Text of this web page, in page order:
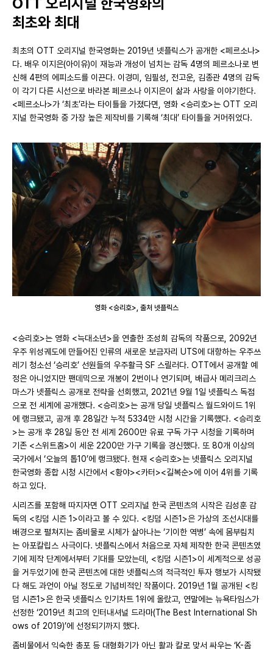
최초와 최대
최초의 OTT 오리지널 한국영화는 2019년 넷플릭스가 공개한 <페르소나>
다. 배우 이지은(아이유)이 재능과 개성이 넘치는 감독 4명의 페르소나로 변
신해 4편의 에피소드를 이끈다. 이경미, 임필성, 전고운, 김종관 4명의 감독
이 각기 다른 시선으로 바라본 페르소나 이지은이 삶과 사랑을 이야기한다.
<페르소나>가 ‘최초’라는 타이틀을 가졌다면, 영화 <승리호>는 OTT 오리
지널 한국영화 중 가장 높은 제작비를 기록해 ‘최대’ 타이틀을 거머쥐었다.
영화 <승리호>, 출처 넷플릭스
<승리호>는 영화 <늑대소년>을 연출한 조성희 감독의 작품으로, 2092년
우주 위성궤도에 만들어진 인류의 새로운 보금자리 UTS에 대항하는 우주쓰
레기 청소선 ‘승리호’ 선원들의 우주활극 SF 스릴러다. OTT에서 공개할 예
정은 아니었지만 팬데믹으로 개봉이 2번이나 연기되며, 배급사 메리크리스
마스가 넷플릭스 공개로 전략을 선회했고, 2021년 9월 1일 넷플릭스 독점
으로 전 세계에 공개했다. <승리호>는 공개 당일 넷플릭스 월드와이드 1위
에 랭크됐고, 공개 후 28일간 누적 5334만 시청 시간을 기록했다. <승리호
>는 공개 후 28일 동안 전 세계 2600만 유료 구독 가구 시청을 기록하며
기존 <스위트홈>이 세운 2200만 가구 기록을 경신했다. 또 80개 이상의
국가에서 ‘오늘의 톱10’에 랭크됐다. 현재 <승리호>는 넷플릭스 오리지널
한국영화 종합 시청 시간에서 <황야><카터><길복순>에 이어 4위를 기록
하고 있다.
시리즈를 포함해 따지자면 OTT 오리지널 한국 콘텐츠의 시작은 김성훈 감
독의 <킹덤 시즌 1>이라고 볼 수 있다. <킹덤 시즌1>은 가상의 조선시대를
배경으로 펼쳐지는 좀비물로 시체가 살아나는 ‘기이한 역병’ 속에 몸부림치
는 아포칼립스 사극이다. 넷플릭스에서 처음으로 자체 제작한 한국 콘텐츠였
기에 제작 단계에서부터 기대를 모았는데, <킹덤 시즌1>이 세계적으로 성공
을 거두었기에 한국 콘텐츠에 대한 넷플릭스의 적극적인 투자 행보가 시작됐
다 해도 과언이 아닐 정도로 기념비적인 작품이다. 2019년 1월 공개된 <킹
덤 시즌1>은 한국 넷플릭스 인기차트 1위에 올랐고, 연말에는 뉴욕타임스가
선정한 ‘2019년 최고의 인터내셔널 드라마(The Best International Sh
ows of 2019)’에 선정되기까지 했다.
좀비물에서 익숙한 총포 등 대형화기가 아닌 활과 칼로 맞서 싸우는 ‘K-좀